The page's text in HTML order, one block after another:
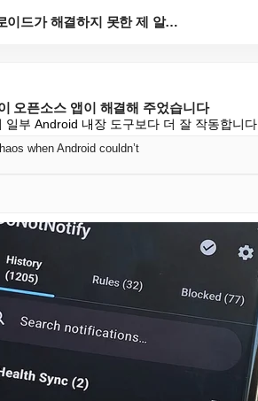
안드로이드가 해결하지 못한 제 알림 혼란을 이 오픈소스...
오픈소스 앱이 해결해 주었습니다
부 Android 내장 도구보다 더 잘 작동합니다.
when Android couldn’t